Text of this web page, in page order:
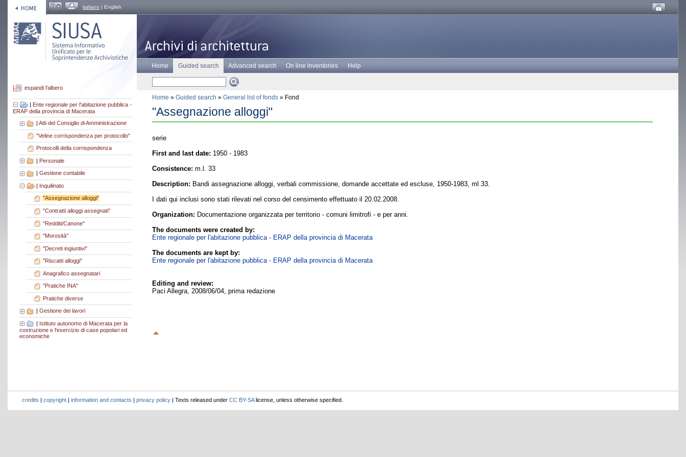
italiano | English
espandi l'albero
| Ente regionale per l'abitazione pubblica -
ERAP della provincia di Macerata
| Atti del Consiglio di Amministrazione
"Veline corrispondenza per protocollo"
Protocolli della corrispondenza
| Personale
Gestione contabile
| Inquilinato
"Assegnazione alloggi"
"Contratti alloggi assegnati"
"Redditi/Canone"
"Morosità"
"Decreti ingiuntivi"
"Riscatti alloggi"
Anagrafico assegnatari
"Pratiche INA"
Pratiche diverse
Gestione dei lavori
| Istituto autonomo di Macerata per la
costruzione e l'esercizio di case popolari ed
economiche
Home Guided search Advanced search On line inventories Help
Home » Guided search » General list of fonds » Fond
"Assegnazione alloggi"
serie
First and last date: 1950 - 1983
Consistence: m.l. 33
Description: Bandi assegnazione alloggi, verbali commissione, domande accettate ed escluse, 1950-1983, ml 33.
I dati qui inclusi sono stati rilevati nel corso del censimento effettuato il 20.02.2008.
Organization: Documentazione organizzata per territorio - comuni limitrofi - e per anni.
The documents were created by:
Ente regionale per l'abitazione pubblica - ERAP della provincia di Macerata
The documents are kept by:
Ente regionale per l'abitazione pubblica - ERAP della provincia di Macerata
Editing and review:
Paci Allegra, 2008/06/04, prima redazione
credits copyright information and contacts privacy policy | Texts released under CC BY-SAlicense, unless otherwise specified.